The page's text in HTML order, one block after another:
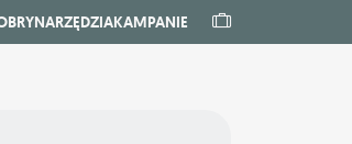
NARZĘDZIAKAMPANIE